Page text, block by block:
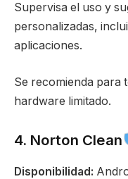
Supervisa el uso y
personalizadas,
aplicaciones.
Se recomienda para
hardware limitado.
4. Norton Clean
Disponibilidad: